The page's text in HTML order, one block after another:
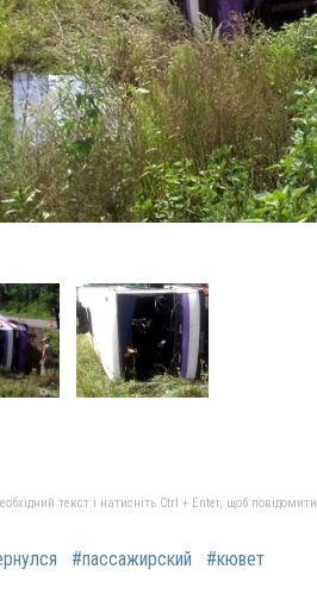
текст і натисніть Ctrl + Enter, щоб
#пассажирский #кювет